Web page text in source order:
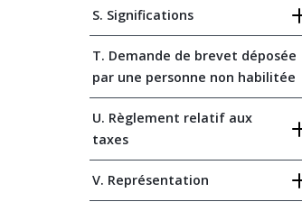
S. Significations
T. Demande de brevet déposée
par une personne non habilitée
U. Règlement relatif aux
taxes
V. Représentation